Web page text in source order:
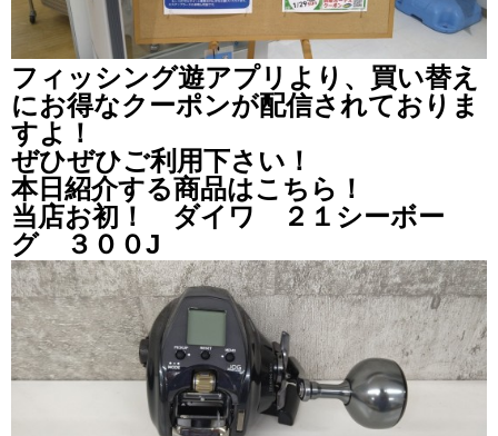
フィッシング遊アプリより、買い替え
にお得なクーポンが配信されておりま
すよ！
ぜひぜひご利用下さい！
本日紹介する商品はこちら！
当店お初！ ダイワ ２１シーボー
グ ３００J